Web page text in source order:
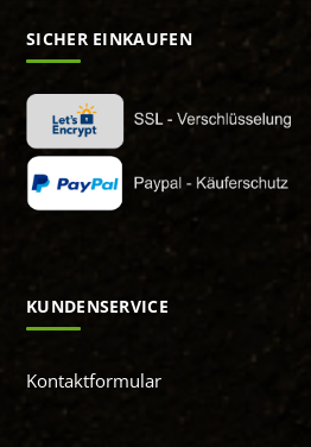
SICHER EINKAUFEN
KUNDENSERVICE
Kontaktformular